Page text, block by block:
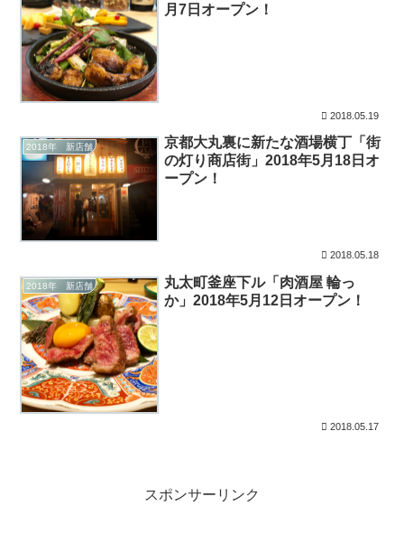
月7日オープン！
2018.05.19
2018年 新店舗
京都大丸裏に新たな酒場横丁「街
の灯り商店街」2018年5月18日オ
ープン！
2018.05.18
2018年 新店舗
丸太町釜座下ル「肉酒屋 輪っ
か」2018年5月12日オープン！
2018.05.17
スポンサーリンク